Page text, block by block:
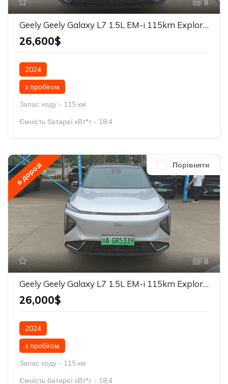
8
Geely Geely Galaxy L7 1.5L EM-i 115km Explore+
26,600$
2024
з пробігом
Запас ходу - 115 км
Ємність батареї кВт*г - 18.4
Порівняти
в дорозі
8
Geely Geely Galaxy L7 1.5L EM-i 115km Explore+
26,000$
2024
з пробігом
Запас ходу - 115 км
Ємність батареї кВт*г - 18.4